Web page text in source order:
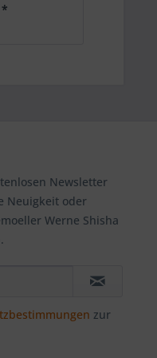
*
Newsletter
Neuigkeit oder
Werne Shisha
zur